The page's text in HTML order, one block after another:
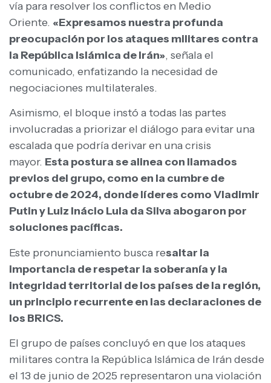
vía para resolver los conflictos en Medio
Oriente. «Expresamos nuestra profunda
preocupación por los ataques militares contra
la República Islámica de Irán», señala el
comunicado, enfatizando la necesidad de
negociaciones multilaterales.
Asimismo, el bloque instó a todas las partes
involucradas a priorizar el diálogo para evitar una
escalada que podría derivar en una crisis
mayor. Esta postura se alinea con llamados
previos del grupo, como en la cumbre de
octubre de 2024, donde líderes como Vladimir
Putin y Luiz Inácio Lula da Silva abogaron por
soluciones pacíficas.
Este pronunciamiento busca resaltar la
importancia de respetar la soberanía y la
integridad territorial de los países de la región,
un principio recurrente en las declaraciones de
los BRICS.
El grupo de países concluyó en que los ataques
militares contra la República Islámica de Irán desde
el 13 de junio de 2025 representaron una violación